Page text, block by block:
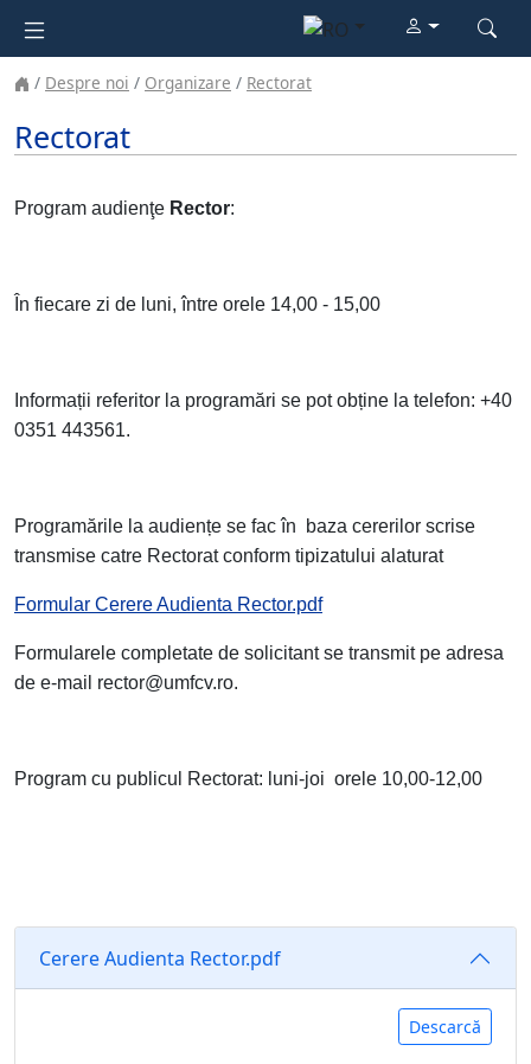
Despre noi Organizare Rectorat
Rectorat
Program audienţe Rector:
În fiecare zi de luni, între orele 14,00 - 15,00
Informații referitor la programări se pot obține la telefon: +40
0351 443561.
Programările la audiențe se fac în baza cererilor scrise
transmise catre Rectorat conform tipizatului alaturat
Formular Cerere Audienta Rector.pdf
Formularele completate de solicitant se transmit pe adresa
de e-mail rector@umfcv.ro.
Program cu publicul Rectorat: luni-joi orele 10,00-12,00
Cerere Audienta Rector.pdf
Descarcă